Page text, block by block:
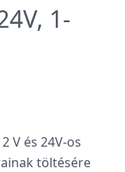
1-
V és 24V-os
töltésére